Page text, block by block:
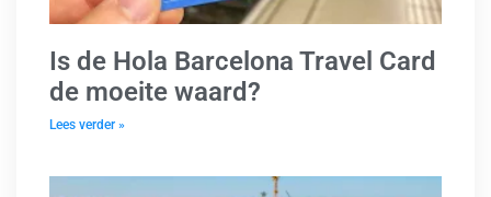
Is de Hola Barcelona Travel Card
de moeite waard?
Lees verder »